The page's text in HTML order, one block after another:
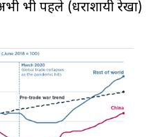
भी पहले (धराशायी रेखा)